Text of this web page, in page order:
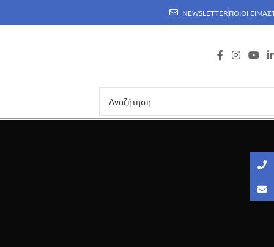
NEWSLETTERΠΟΙΟΙ